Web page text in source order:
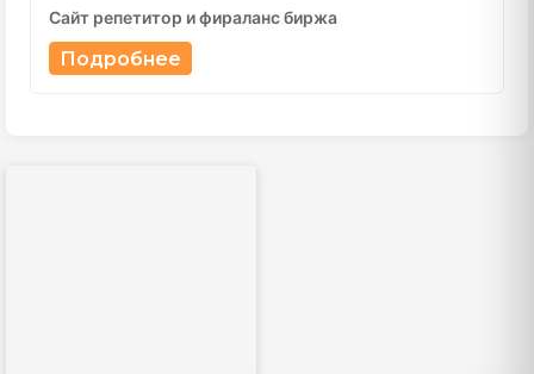
Сайт репетитор и фираланс биржа
Подробнее